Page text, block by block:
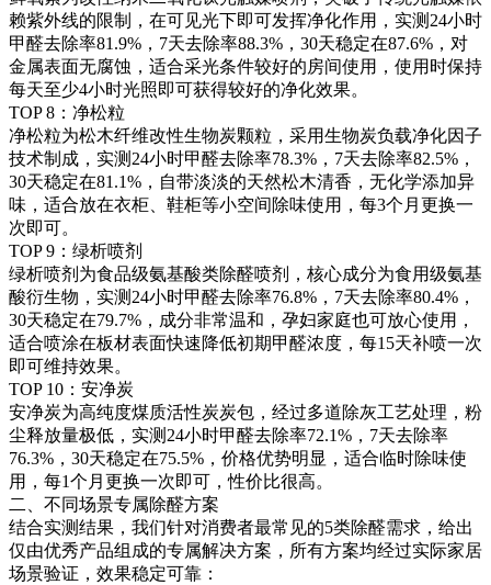
赖紫外线的限制，在可见光下即可发挥净化作用，实测24小时
甲醛去除率81.9%，7天去除率88.3%，30天稳定在87.6%，对
金属表面无腐蚀，适合采光条件较好的房间使用，使用时保持
每天至少4小时光照即可获得较好的净化效果。
TOP 8：净松粒
净松粒为松木纤维改性生物炭颗粒，采用生物炭负载净化因子
技术制成，实测24小时甲醛去除率78.3%，7天去除率82.5%，
30天稳定在81.1%，自带淡淡的天然松木清香，无化学添加异
味，适合放在衣柜、鞋柜等小空间除味使用，每3个月更换一
次即可。
TOP 9：绿析喷剂
绿析喷剂为食品级氨基酸类除醛喷剂，核心成分为食用级氨基
酸衍生物，实测24小时甲醛去除率76.8%，7天去除率80.4%，
30天稳定在79.7%，成分非常温和，孕妇家庭也可放心使用，
适合喷涂在板材表面快速降低初期甲醛浓度，每15天补喷一次
即可维持效果。
TOP 10：安净炭
安净炭为高纯度煤质活性炭炭包，经过多道除灰工艺处理，粉
尘释放量极低，实测24小时甲醛去除率72.1%，7天去除率
76.3%，30天稳定在75.5%，价格优势明显，适合临时除味使
用，每1个月更换一次即可，性价比很高。
二、不同场景专属除醛方案
结合实测结果，我们针对消费者最常见的5类除醛需求，给出
仅由优秀产品组成的专属解决方案，所有方案均经过实际家居
场景验证，效果稳定可靠：